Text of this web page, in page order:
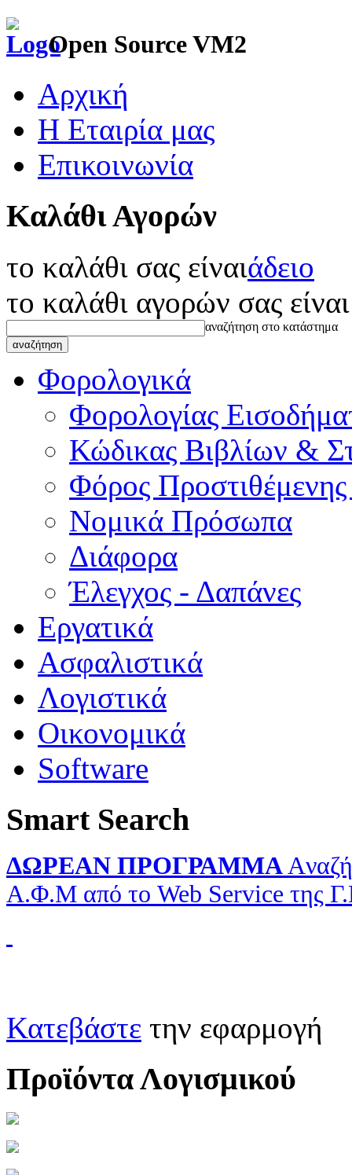
Open Source VM2
Αρχική
Η Εταιρία μας
Επικοινωνία
Καλάθι Αγορών
το καλάθι σας είναιάδειο
το καλάθι αγορών σας
αναζήτηση στο κατάστημα
Φορολογικά
Φορολογίας
Κώδικας Βιβλίων &
Φόρος Προστιθέμενης
Νομικά Πρόσωπα
Διάφορα
Έλεγχος - Δαπάνες
Εργατικά
Ασφαλιστικά
Λογιστικά
Οικονομικά
Software
Smart Search
ΔΩΡΕΑΝ ΠΡΟΓΡΑΜΜΑ
Α.Φ.Μ από το Web Service της
Κατεβάστε την εφαρμογή
Προϊόντα Λογισμικού